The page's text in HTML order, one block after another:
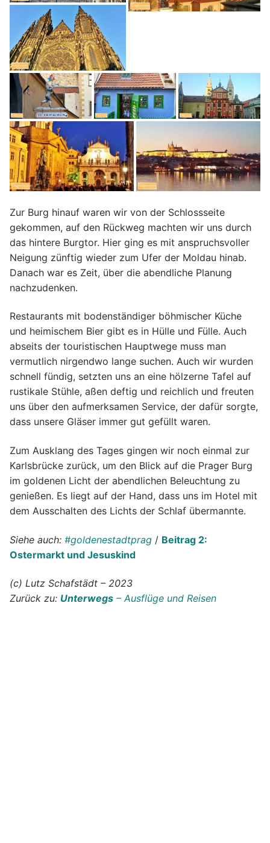
Zur Burg hinauf waren wir von der Schlossseite
gekommen, auf den Rückweg machten wir uns durch
das hintere Burgtor. Hier ging es mit anspruchsvoller
Neigung zünftig wieder zum Ufer der Moldau hinab.
Danach war es Zeit, über die abendliche Planung
nachzudenken.
Restaurants mit bodenständiger böhmischer Küche
und heimischem Bier gibt es in Hülle und Fülle. Auch
abseits der touristischen Hauptwege muss man
vermutlich nirgendwo lange suchen. Auch wir wurden
schnell fündig, setzten uns an eine hölzerne Tafel auf
rustikale Stühle, aßen deftig und reichlich und freuten
uns über den aufmerksamen Service, der dafür sorgte,
dass unsere Gläser immer gut gefüllt waren.
Zum Ausklang des Tages gingen wir noch einmal zur
Karlsbrücke zurück, um den Blick auf die Prager Burg
im goldenen Licht der abendlichen Beleuchtung zu
genießen. Es liegt auf der Hand, dass uns im Hotel mit
dem Ausschalten des Lichts der Schlaf übermannte.
Siehe auch: #goldenestadtprag / Beitrag 2:
Ostermarkt und Jesuskind
(c) Lutz Schafstädt – 2023
Zurück zu: Unterwegs – Ausflüge und Reisen